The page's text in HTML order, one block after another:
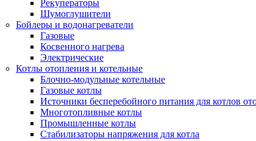
Рекуператоры
Шумоглушители
Бойлеры и водонагреватели
Газовые
Косвенного нагрева
Электрические
Котлы отопления и котельные
Блочно-модульные котельные
Газовые котлы
Источники бесперебойного питания для котлов
Многотопливные котлы
Промышленные котлы
Стабилизаторы напряжения для котла